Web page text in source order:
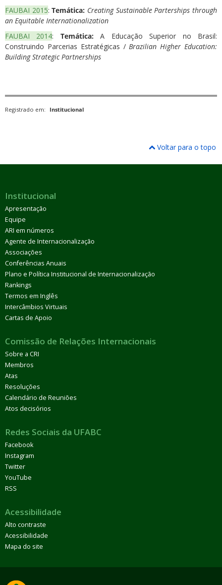
FAUBAI 2015:Temática: Creating Sustainable Parterships through
an Equitable Internationalization
FAUBAI 2014: Temática:A Educação Superior no Brasil:
Construindo Parcerias Estratégicas / Brazilian Higher Education:
Building Strategic Partnerships
Registrado em: Institucional
Voltar para o topo
Institucional
Apresentação
Equipe
ARI em números
Agente de Internacionalização
Associações
Conferências Anuais
Plano e Política Institucional de Internacionalização
Rankings
Termos em Inglês
Intercâmbios Virtuais
Cartas de Apoio
Comissão de Relações Internacionais
Sobre a CRI
Membros
Atas
Resoluções
Calendário de Reuniões
Atos decisórios
Redes Sociais da UFABC
Facebook
Instagram
Twitter
YouTube
RSS
Acessibilidade
Alto contraste
Acessibilidade
Mapa do site